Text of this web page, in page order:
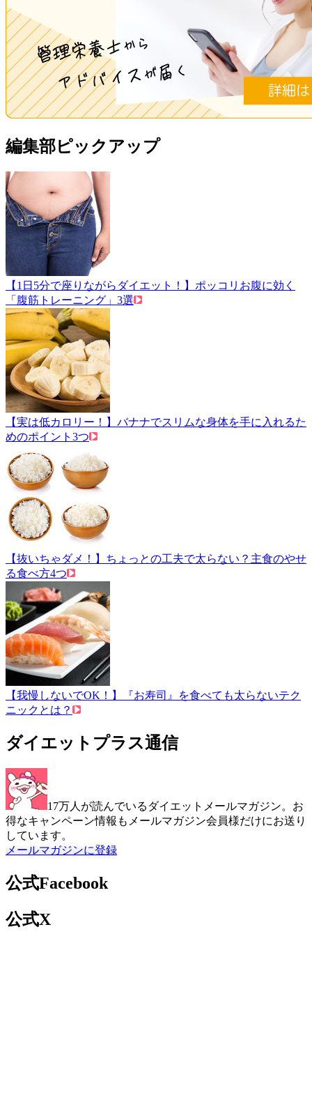
編集部ピックアップ
【1日5分で座りながらダイエット！】ポッコリお腹に効く
「腹筋トレーニング」3選
【実は低カロリー！】バナナでスリムな身体を手に入れるた
めのポイント3つ
【抜いちゃダメ！】ちょっとの工夫で太らない？主食のやせ
る食べ方4つ
【我慢しないでOK！】『お寿司』を食べても太らないテク
ニックとは？
ダイエットプラス通信
17万人が読んでいるダイエットメールマガジン。お
得なキャンペーン情報もメールマガジン会員様だけにお送り
しています。
メールマガジンに登録
公式Facebook
公式X